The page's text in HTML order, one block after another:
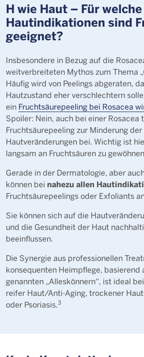
H wie Haut – Für welche
Hautindikationen sind
geeignet?
Insbesondere in Bezug auf die
weitverbreiteten Mythos zum Thema
Häufig wird von Peelings abgeraten,
Hautzustand eher verschlechtern
ein Fruchtsäurepeeling bei Rosacea
Spoiler: Nein, auch bei einer Rosacea
Fruchtsäurepeeling zur Minderung der
Hautveränderungen bei. Wichtig ist
langsam an Fruchtsäuren zu
Gerade in der Dermatologie, aber
können bei nahezu allen
Fruchtsäurepeelings oder Exfoliants
Sie können sich auf die
und die Gesundheit der Haut
beeinflussen.
Die Synergie aus professionellen
konsequenten Heimpflege, basierend
genannten „Alleskönnern“, ist ideal
reifer Haut/Anti-Aging, trockener
oder Psoriasis.3